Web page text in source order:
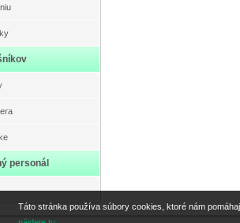
personál
Táto stránka používa súbory cookies, ktoré nám